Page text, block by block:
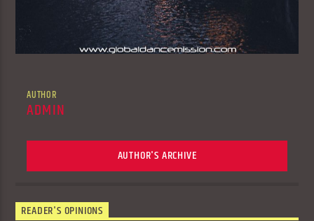
AUTHOR
ADMIN
AUTHOR'S ARCHIVE
READER'S OPINIONS